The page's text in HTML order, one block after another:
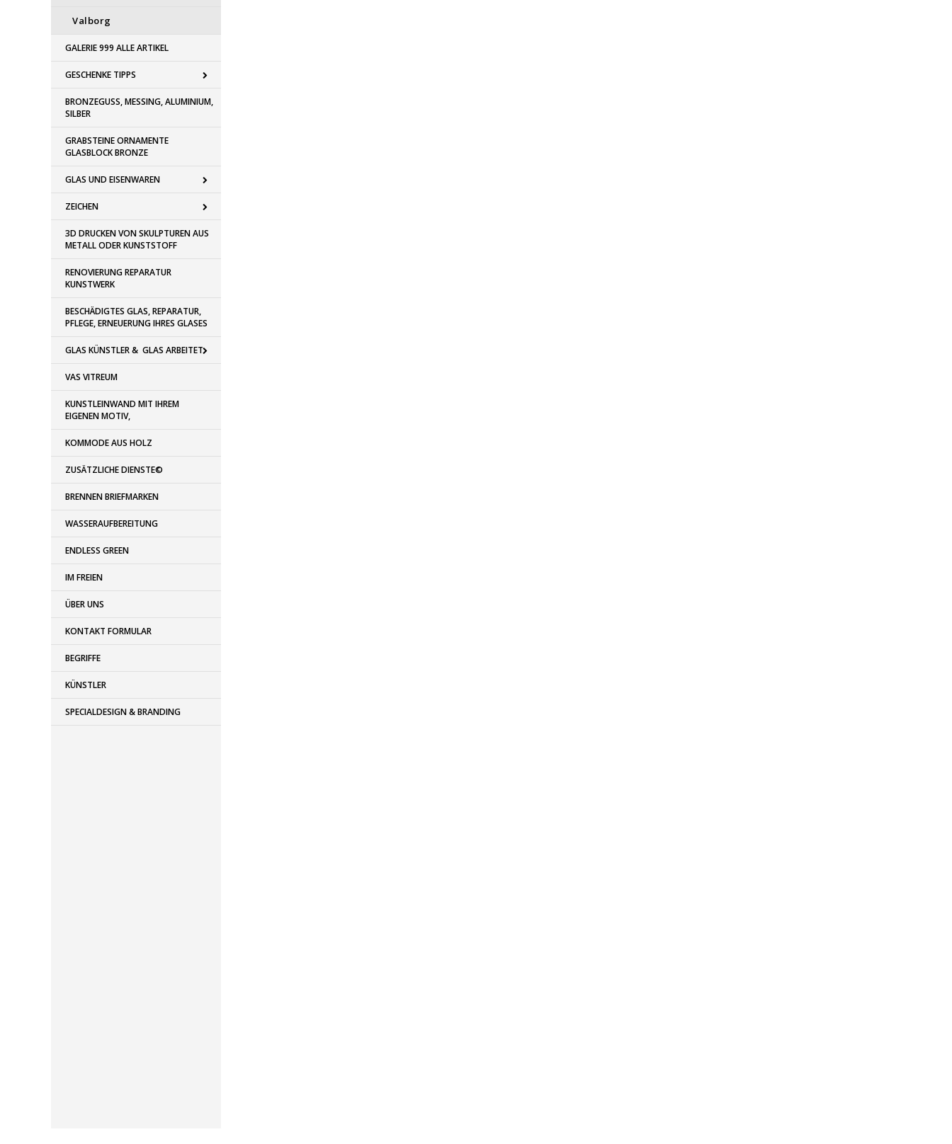
Valborg
GALERIE 999 ALLE ARTIKEL
GESCHENKE TIPPS
BRONZEGUSS, MESSING, ALUMINIUM,
SILBER
GRABSTEINE ORNAMENTE
GLASBLOCK BRONZE
GLAS UND EISENWAREN
ZEICHEN
3D DRUCKEN VON SKULPTUREN AUS
METALL ODER KUNSTSTOFF
RENOVIERUNG REPARATUR
KUNSTWERK
BESCHÄDIGTES GLAS, REPARATUR,
PFLEGE, ERNEUERUNG IHRES GLASES
GLAS KÜNSTLER & GLAS ARBEITET
VAS VITREUM
KUNSTLEINWAND MIT IHREM
EIGENEN MOTIV,
KOMMODE AUS HOLZ
ZUSÄTZLICHE DIENSTE©
BRENNEN BRIEFMARKEN
WASSERAUFBEREITUNG
ENDLESS GREEN
IM FREIEN
ÜBER UNS
KONTAKT FORMULAR
BEGRIFFE
KÜNSTLER
SPECIALDESIGN & BRANDING